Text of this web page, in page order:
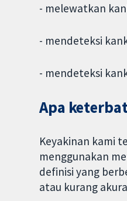
- melewatkan
- mendeteksi
- mendeteksi
Apa
Keyakinan kami
menggunakan
definisi yang
atau kurang